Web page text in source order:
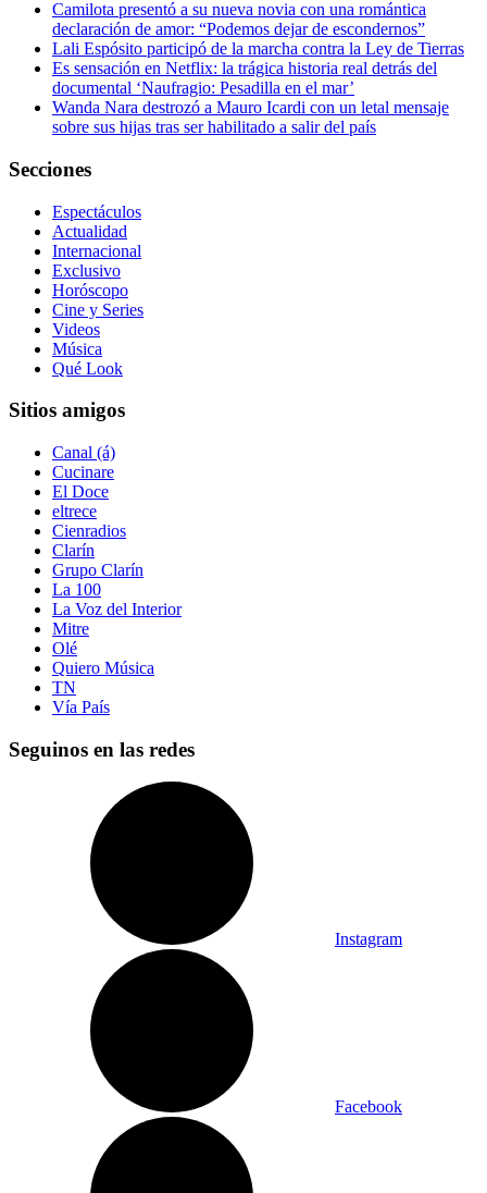
Camilota presentó a su nueva novia con una romántica
declaración de amor: “Podemos dejar de escondernos”
Lali Espósito participó de la marcha contra la Ley de Tierras
Es sensación en Netflix: la trágica historia real detrás del
documental ‘Naufragio: Pesadilla en el mar’
Wanda Nara destrozó a Mauro Icardi con un letal mensaje
sobre sus hijas tras ser habilitado a salir del país
Secciones
Espectáculos
Actualidad
Internacional
Exclusivo
Horóscopo
Cine y Series
Videos
Música
Qué Look
Sitios amigos
Canal (á)
Cucinare
El Doce
eltrece
Cienradios
Clarín
Grupo Clarín
La 100
La Voz del Interior
Mitre
Olé
Quiero Música
TN
Vía País
Seguinos en las redes
Instagram
Facebook